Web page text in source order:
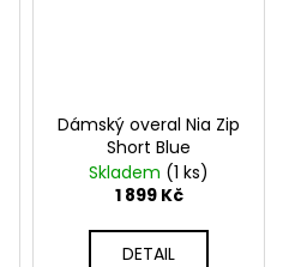
Dámský overal Nia Zip
Short Blue
Skladem (1 ks)
1 899 Kč
DETAIL